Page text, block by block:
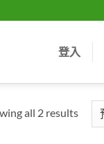
登入
all 2 results